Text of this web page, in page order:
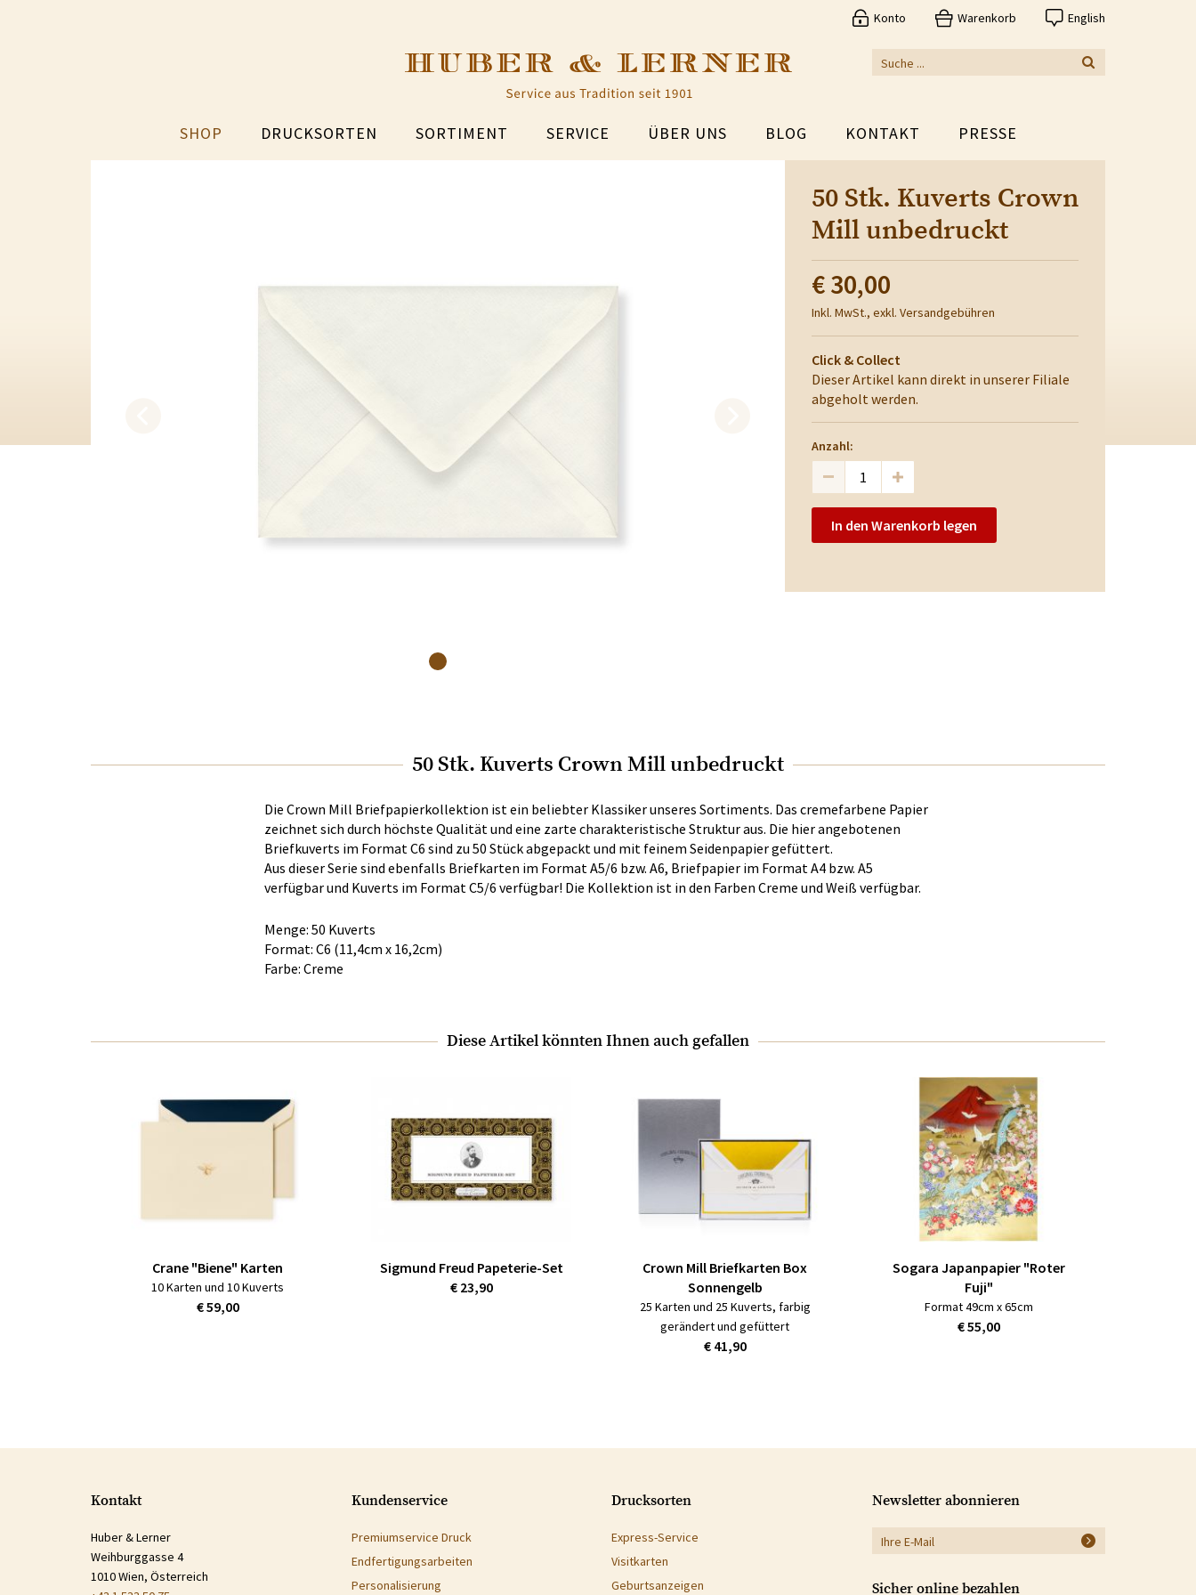
Konto Warenkorb English
SHOP DRUCKSORTEN SORTIMENT SERVICE ÜBER UNS BLOG KONTAKT PRESSE
50 Stk. Kuverts Crown
Mill unbedruckt
€ 30,00
Inkl. MwSt., exkl. Versandgebühren
Click & Collect
Dieser Artikel kann direkt in unserer Filiale
abgeholt werden.
Anzahl:
In den Warenkorb legen
50 Stk. Kuverts Crown Mill unbedruckt
Die Crown Mill Briefpapierkollektion ist ein beliebter Klassiker unseres Sortiments. Das cremefarbene Papier
zeichnet sich durch höchste Qualität und eine zarte charakteristische Struktur aus. Die hier angebotenen
Briefkuverts im Format C6 sind zu 50 Stück abgepackt und mit feinem Seidenpapier gefüttert.
Aus dieser Serie sind ebenfalls Briefkarten im Format A5/6 bzw. A6, Briefpapier im Format A4 bzw. A5
verfügbar und Kuverts im Format C5/6 verfügbar! Die Kollektion ist in den Farben Creme und Weiß verfügbar.
Menge: 50 Kuverts
Format: C6 (11,4cm x 16,2cm)
Farbe: Creme
Diese Artikel könnten Ihnen auch gefallen
Crane "Biene" Karten
10 Karten und 10 Kuverts
€ 59,00
Sigmund Freud Papeterie-Set
€ 23,90
Crown Mill Briefkarten Box
Sonnengelb
25 Karten und 25 Kuverts, farbig
gerändert und gefüttert
€ 41,90
Sogara Japanpapier "Roter
Fuji"
Format 49cm x 65cm
€ 55,00
Kontakt
Huber & Lerner
Weihburggasse 4
1010 Wien, Österreich
Kundenservice
Premiumservice Druck
Endfertigungsarbeiten
Personalisierung
Drucksorten
Express-Service
Visitkarten
Geburtsanzeigen
Newsletter abonnieren
Sicher online bezahlen